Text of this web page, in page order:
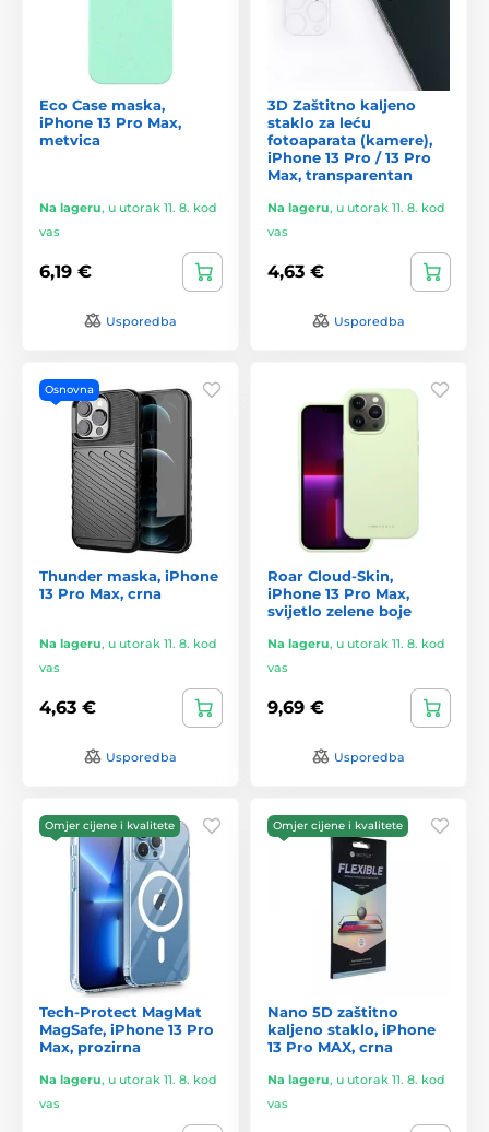
Eco Case maska,
iPhone 13 Pro Max,
metvica
Na lageru, u utorak 11. 8. kod
vas
6,19 €
Usporedba
3D Zaštitno kaljeno
staklo za leću
fotoaparata (kamere),
iPhone 13 Pro / 13 Pro
Max, transparentan
Na lageru, u utorak 11. 8. kod
vas
4,63 €
Usporedba
Osnovna
Thunder maska, iPhone
13 Pro Max, crna
Na lageru, u utorak 11. 8. kod
vas
4,63 €
Usporedba
Roar Cloud-Skin,
iPhone 13 Pro Max,
svijetlo zelene boje
Na lageru, u utorak 11. 8. kod
vas
9,69 €
Usporedba
Omjer cijene i kvalitete
Tech-Protect MagMat
MagSafe, iPhone 13 Pro
Max, prozirna
Na lageru, u utorak 11. 8. kod
vas
Omjer cijene i kvalitete
Nano 5D zaštitno
kaljeno staklo, iPhone
13 Pro MAX, crna
Na lageru, u utorak 11. 8. kod
vas